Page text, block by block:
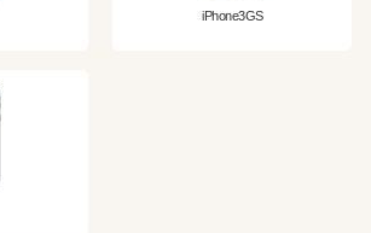
iPhone3GS